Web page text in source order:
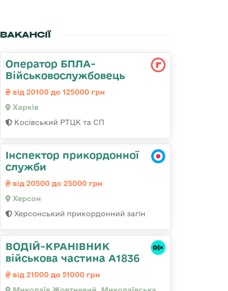
ВАКАНСІЇ
Оператор БПЛА-
Військовослужбовець
від 20100 до 125000 грн
Харків
Косівський РТЦК та СП
Інспектор прикордонної
служби
від 20500 до 25000 грн
Херсон
Херсонський прикордонний загін
ВОДІЙ-КРАНІВНИК
військова частина А1836
від 21000 до 51000 грн